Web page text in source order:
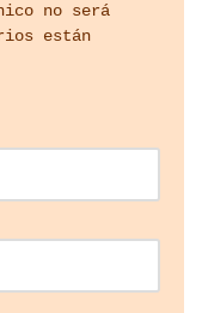
no será
están